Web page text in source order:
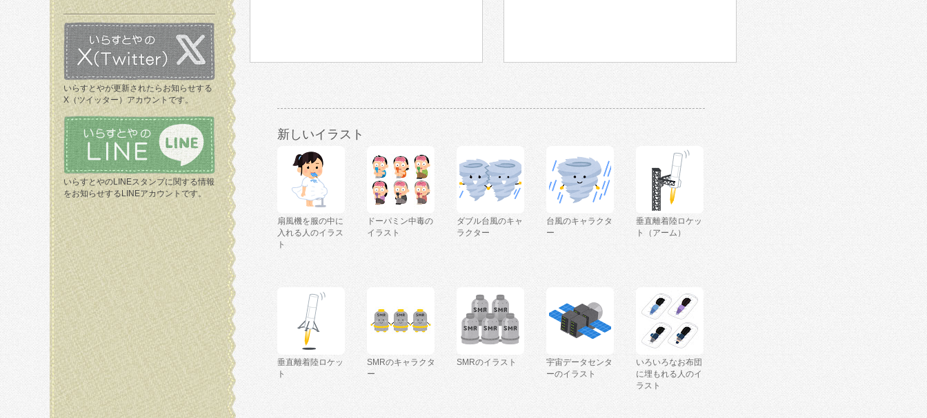
いらすとやが更新されたらお知らせする
X（ツイッター）アカウントです。
いらすとやのLINEスタンプに関する情報
をお知らせするLINEアカウントです。
新しいイラスト
扇風機を服の中に
入れる人のイラス
ト
ドーパミン中毒の
イラスト
ダブル台風のキャ
ラクター
台風のキャラクタ
ー
垂直離着陸ロケッ
ト（アーム）
垂直離着陸ロケッ
ト
SMRのキャラクタ
ー
SMRのイラスト
宇宙データセンタ
ーのイラスト
いろいろなお布団
に埋もれる人のイ
ラスト